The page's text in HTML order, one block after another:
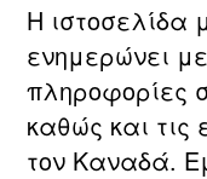
Η ιστοσελίδα
ενημερώνει
πληροφορίες
καθώς και τις
τον Καναδά.